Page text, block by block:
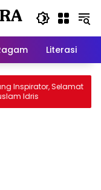
Literasi
Selamat